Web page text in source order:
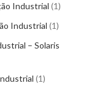
Industrial 1
Industrial 1
– Solaris
1